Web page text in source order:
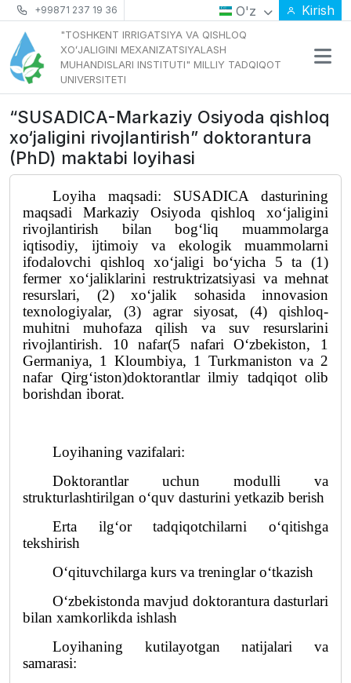
+99871 237 19 36 O'z Kirish
"TOSHKENT IRRIGATSIYA VA QISHLOQ
XOʻJALIGINI MEXANIZATSIYALASH
MUHANDISLARI INSTITUTI" MILLIY TADQIQOT
UNIVERSITETI
“SUSADICA-Markaziy Osiyoda qishloq
xo‘jaligini rivojlantirish” doktorantura
(PhD) maktabi loyihasi
Loyiha maqsadi: SUSADICA dasturining
maqsadi Markaziy Osiyoda qishloq xoʻjaligini
rivojlantirish bilan bogʻliq muammolarga
iqtisodiy, ijtimoiy va ekologik muammolarni
ifodalovchi qishloq xoʻjaligi boʻyicha 5 ta (1)
fermer xoʻjaliklarini restruktrizatsiyasi va mehnat
resurslari, (2) xoʻjalik sohasida innovasion
texnologiyalar, (3) agrar siyosat, (4) qishloq-
muhitni muhofaza qilish va suv resurslarini
rivojlantirish. 10 nafar(5 nafari O‘zbekiston, 1
Germaniya, 1 Kloumbiya, 1 Turkmaniston va 2
nafar Qirg‘iston)doktorantlar ilmiy tadqiqot olib
borishdan iborat.
Loyihaning vazifalari:
Doktorantlar uchun modulli va
strukturlashtirilgan o‘quv dasturini yetkazib berish
Erta ilg‘or tadqiqotchilarni o‘qitishga
tekshirish
O‘qituvchilarga kurs va treninglar o‘tkazish
O‘zbekistonda mavjud doktorantura dasturlari
bilan xamkorlikda ishlash
Loyihaning kutilayotgan natijalari va
samarasi: